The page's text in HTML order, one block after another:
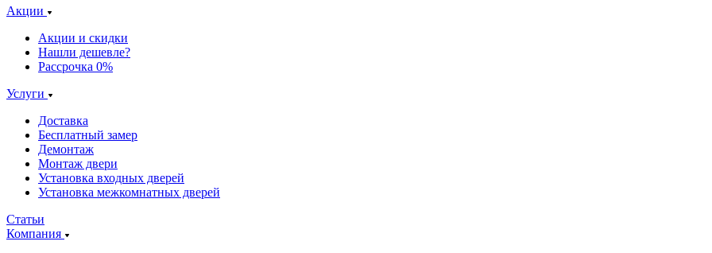
Акции
Акции и скидки
Нашли дешевле?
Рассрочка 0%
Услуги
Доставка
Бесплатный замер
Демонтаж
Монтаж двери
Установка входных дверей
Установка межкомнатных дверей
Статьи
Компания